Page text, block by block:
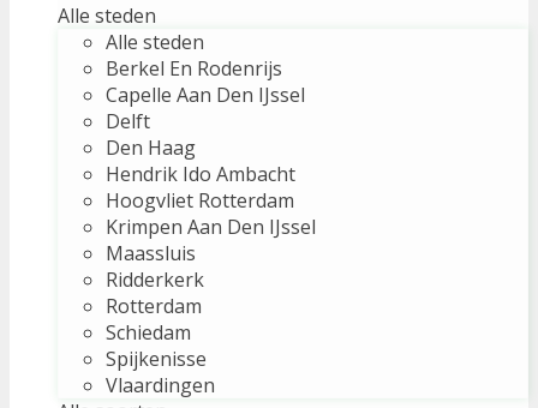
Alle steden
Alle steden
Berkel En Rodenrijs
Capelle Aan Den IJssel
Delft
Den Haag
Hendrik Ido Ambacht
Hoogvliet Rotterdam
Krimpen Aan Den IJssel
Maassluis
Ridderkerk
Rotterdam
Schiedam
Spijkenisse
Vlaardingen